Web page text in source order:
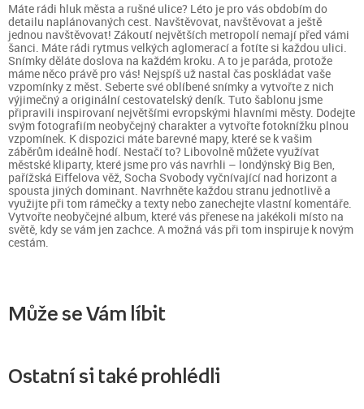
Máte rádi hluk města a rušné ulice? Léto je pro vás obdobím do
detailu naplánovaných cest. Navštěvovat, navštěvovat a ještě
jednou navštěvovat! Zákoutí největších metropolí nemají před vámi
šanci. Máte rádi rytmus velkých aglomerací a fotíte si každou ulici.
Snímky děláte doslova na každém kroku. A to je paráda, protože
máme něco právě pro vás! Nejspíš už nastal čas poskládat vaše
vzpomínky z měst. Seberte své oblíbené snímky a vytvořte z nich
výjimečný a originální cestovatelský deník. Tuto šablonu jsme
připravili inspirovaní největšími evropskými hlavními městy. Dodejte
svým fotografiím neobyčejný charakter a vytvořte fotoknížku plnou
vzpomínek. K dispozici máte barevné mapy, které se k vašim
záběrům ideálně hodí. Nestačí to? Libovolně můžete využívat
městské kliparty, které jsme pro vás navrhli – londýnský Big Ben,
pařížská Eiffelova věž, Socha Svobody vyčnívající nad horizont a
spousta jiných dominant. Navrhněte každou stranu jednotlivě a
využijte při tom rámečky a texty nebo zanechejte vlastní komentáře.
Vytvořte neobyčejné album, které vás přenese na jakékoli místo na
světě, kdy se vám jen zachce. A možná vás při tom inspiruje k novým
cestám.
Může se Vám líbit
Ostatní si také prohlédli